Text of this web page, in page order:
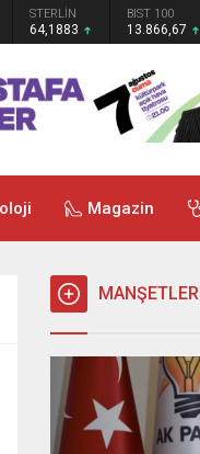
STERLİN
64,1883
BIST 100
13.866,67
Magazin
MANŞETLER